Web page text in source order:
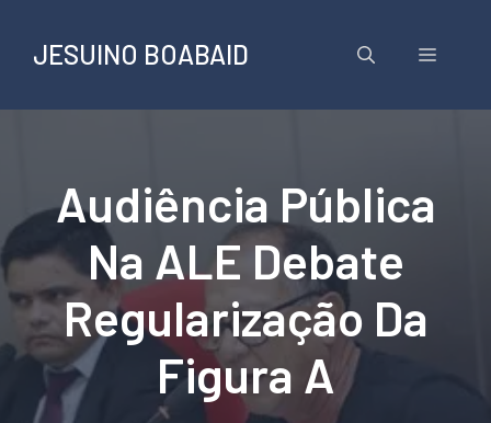
conteúdo
JESUINO BOABAID Menu
Audiência Pública
Na ALE Debate
Regularização Da
Figura A